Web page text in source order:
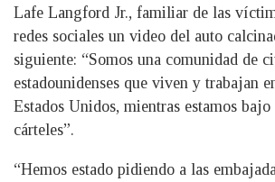
Lafe Langford Jr., familiar de las
redes sociales un video del auto
siguiente: “Somos una comunidad de
estadounidenses que viven y trabajan
Estados Unidos, mientras estamos bajo
cárteles”.
“Hemos estado pidiendo a las